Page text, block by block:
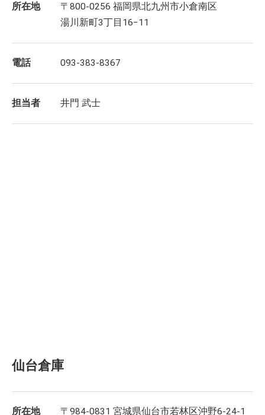
所在地
〒800-0256 福岡県北九州市小倉南区
湯川新町3丁目16−11
電話 093-383-8367
担当者 井門 武士
仙台倉庫
所在地 〒984-0831 宮城県仙台市若林区沖野6-24-1